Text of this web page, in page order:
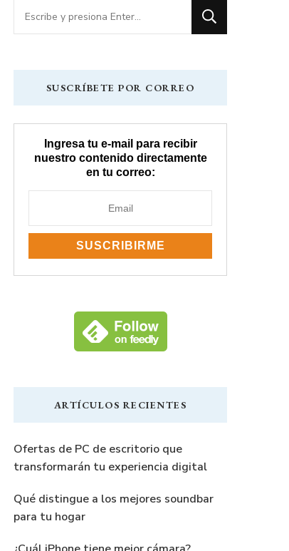
¿Buscas
algo?
SUSCRÍBETE POR CORREO
Ingresa tu e-mail para recibir
nuestro contenido directamente
en tu correo:
ARTÍCULOS RECIENTES
Ofertas de PC de escritorio que
transformarán tu experiencia digital
Qué distingue a los mejores soundbar
para tu hogar